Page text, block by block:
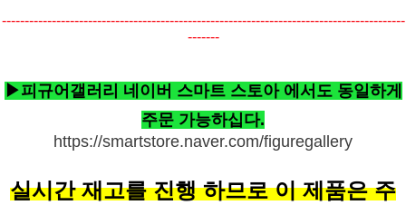
-----------------------------------------------------------------------------------------
-------
▶피규어갤러리 네이버 스마트 스토아 에서도 동일하게
주문 가능하십다.
https://smartstore.naver.com/figuregallery
실시간 재고를 진행 하므로 이 제품은 주